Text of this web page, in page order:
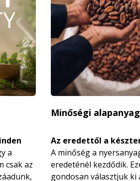
a
csak az
Minőségi
Az eredettől a
A minőség a
eredeténél kezdődik.
gondosan választjuk ki